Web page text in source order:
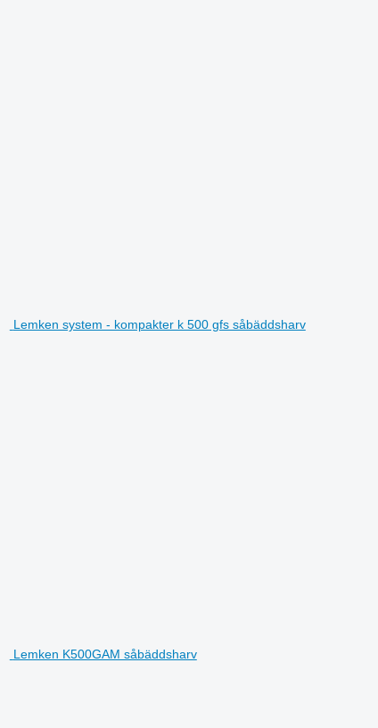
Lemken system - kompakter k 500 gfs såbäddsharv
Lemken K500GAM såbäddsharv